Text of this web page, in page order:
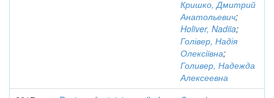
Кришко, Дмитрий
Анатольевич;
Holiver, Nadiia;
Голівер, Надія
Олексіївна;
Голивер, Надежда
Алексеевна